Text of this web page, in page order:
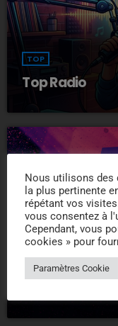
TOP
Top Radio
TOP
Nous utilisons des
la plus pertinente
répétant vos
vous consentez à
Cependant, vous
cookies » pour
Paramètres Cookie